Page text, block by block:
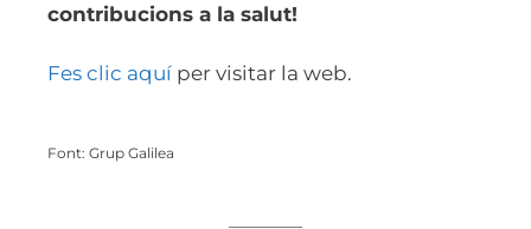
contribucions a la salut!
Fes clic aquí per visitar la web.
Font: Grup Galilea